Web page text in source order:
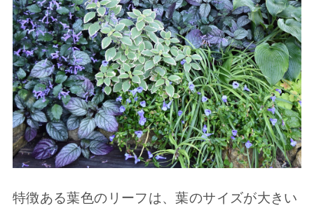
特徴ある葉色のリーフは、葉のサイズが大きい